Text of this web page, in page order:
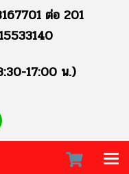
ต่อ 201
17:00 น.)